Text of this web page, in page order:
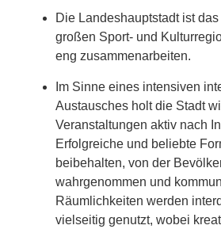
Die Landeshauptstadt ist
großen Sport- und
eng zusammenarbeiten.
Im Sinne eines intensiven
Austausches holt die Stadt
Veranstaltungen aktiv nach
Erfolgreiche und beliebte
beibehalten, von der
wahrgenommen und
Räumlichkeiten werden
vielseitig genutzt, wobei